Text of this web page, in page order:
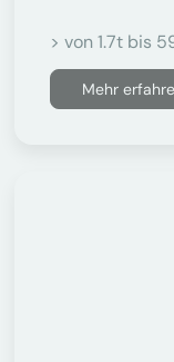
> von 1.7t bis
Mehr